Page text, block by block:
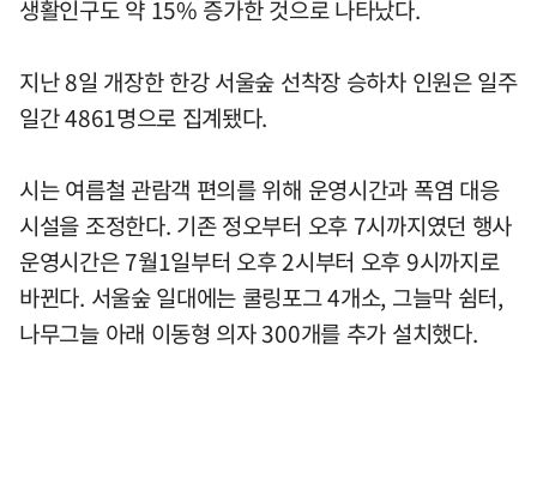
생활인구도 약 15% 증가한 것으로 나타났다.
지난 8일 개장한 한강 서울숲 선착장 승하차 인원은 일주
일간 4861명으로 집계됐다.
시는 여름철 관람객 편의를 위해 운영시간과 폭염 대응
시설을 조정한다. 기존 정오부터 오후 7시까지였던 행사
운영시간은 7월1일부터 오후 2시부터 오후 9시까지로
바뀐다. 서울숲 일대에는 쿨링포그 4개소, 그늘막 쉼터,
나무그늘 아래 이동형 의자 300개를 추가 설치했다.